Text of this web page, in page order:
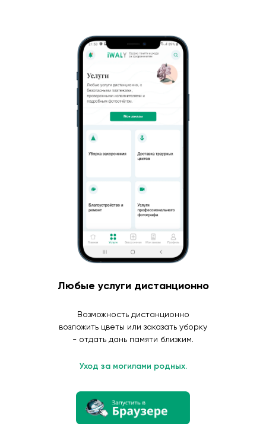
Любые услуги дистанционно
Возможность дистанционно
возложить цветы или заказать уборку
- отдать дань памяти близким.
Уход за могилами родных.